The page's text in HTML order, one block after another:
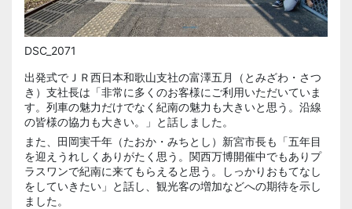
DSC_2071
出発式でＪＲ西日本和歌山支社の富澤五月（とみざわ・さつ
き）支社長は「非常に多くのお客様にご利用いただいていま
す。列車の魅力だけでなく紀南の魅力も大きいと思う。沿線
の皆様の協力も大きい。」と話しました。
また、田岡実千年（たおか・みちとし）新宮市長も「五年目
を迎えうれしくありがたく思う。関西万博開催中でもありプ
ラスワンで紀南に来てもらえると思う。しっかりおもてなし
をしていきたい」と話し、観光客の増加などへの期待を示し
ました。